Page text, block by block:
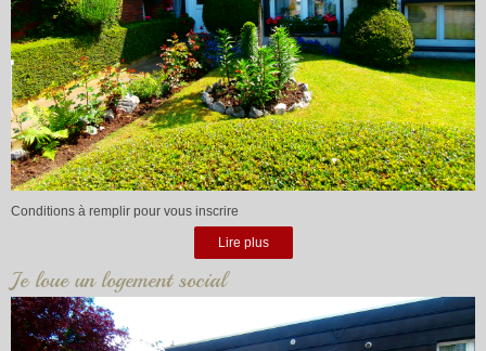
Conditions à remplir pour vous inscrire
Lire plus
Je loue un logement social